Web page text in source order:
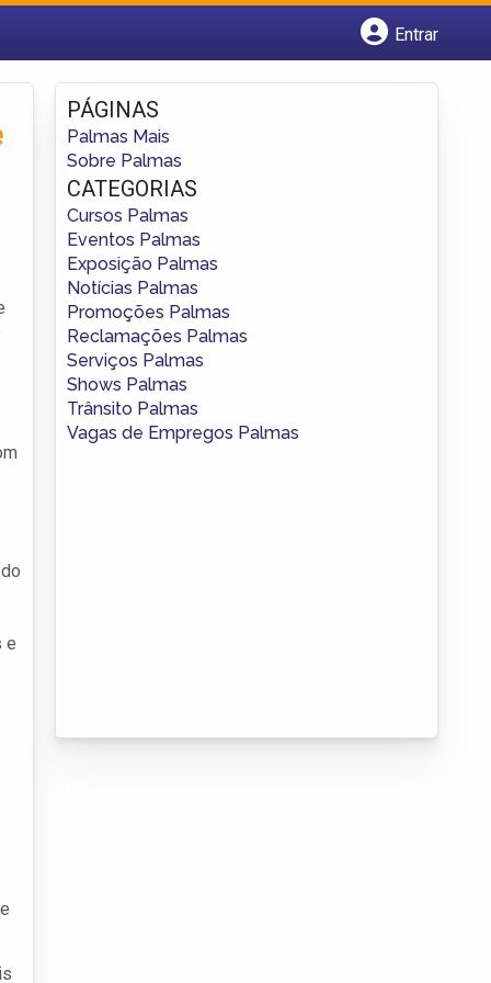
Entrar
Fazer login
Criar conta
e
PÁGINAS
Palmas Mais
Sobre Palmas
CATEGORIAS
Cursos Palmas
Eventos Palmas
Exposição Palmas
Notícias Palmas
Promoções Palmas
Reclamações Palmas
Serviços Palmas
Shows Palmas
Trânsito Palmas
Vagas de Empregos Palmas